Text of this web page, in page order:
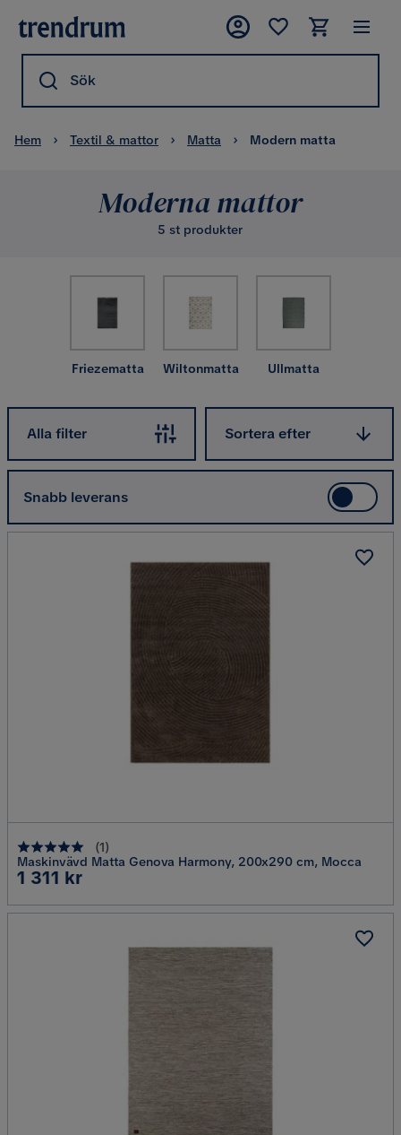
Sök
Hem Textil & mattor Matta Modern matta
Moderna mattor
5 st produkter
Friezematta Wiltonmatta Ullmatta
Alla filter
Sortera efter
Snabb leverans
(1)
Maskinvävd Matta Genova Harmony, 200x290 cm, Mocca
Pris
1 311 kr